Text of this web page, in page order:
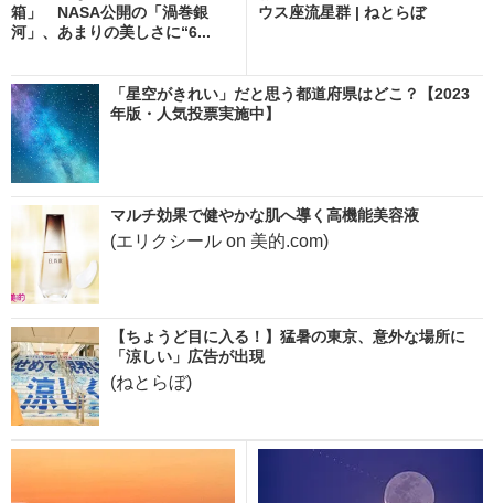
箱」 NASA公開の「渦巻銀
河」、あまりの美しさに“6...
ウス座流星群 | ねとらぼ
「星空がきれい」だと思う都道府県はどこ？【2023
年版・人気投票実施中】
マルチ効果で健やかな肌へ導く高機能美容液
(エリクシール on 美的.com)
【ちょうど目に入る！】猛暑の東京、意外な場所に
「涼しい」広告が出現
(ねとらぼ)